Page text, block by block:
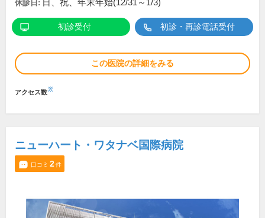
休診日: 日、祝、年末年始(12/31～1/3)
初診受付 初診・再診電話受付
この医院の詳細をみる
アクセス数※
ニューハート・ワタナベ国際病院
口コミ 2件